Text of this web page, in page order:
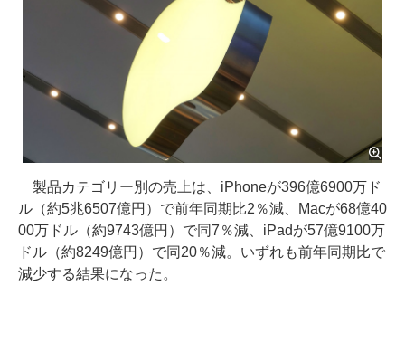
製品カテゴリー別の売上は、iPhoneが396億6900万ド
ル（約5兆6507億円）で前年同期比2％減、Macが68億40
00万ドル（約9743億円）で同7％減、iPadが57億9100万
ドル（約8249億円）で同20％減。いずれも前年同期比で
減少する結果になった。